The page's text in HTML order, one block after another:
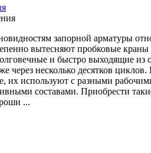
запорной арматуры
вытесняют пробковые
и быстро выходящие из
несколько десятков
их используют с разными
составами. Приобрести
...